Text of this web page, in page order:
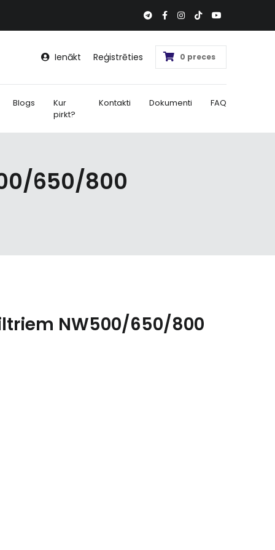
Ienākt Reģistrēties 0 preces
Blogs
Kur
pirkt?
Kontakti Dokumenti FAQ
650/800
NW500/650/800